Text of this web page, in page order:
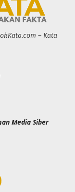
– Kata
Media Siber